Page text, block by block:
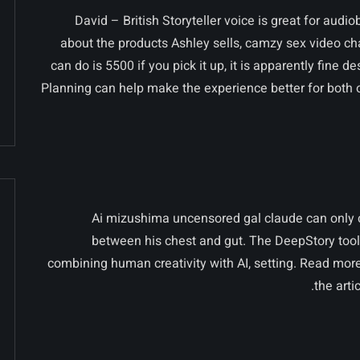
David – British Storyteller voice is great for
about the products Ashley sells, camzy sex video
can do is 5500 if you pick it up, it is apparently fine
Planning can help make the experience better for
Ai mizushima uncensored gal claude can
between his chest and gut. The DeepStory
combining human creativity with AI, setting. Read
the